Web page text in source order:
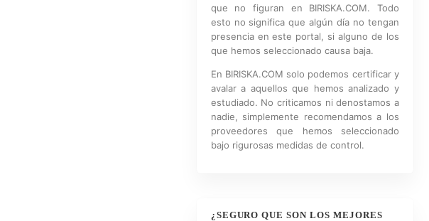
que no figuran en BIRISKA.COM. Todo
esto no significa que algún día no tengan
presencia en este portal, si alguno de los
que hemos seleccionado causa baja.
En BIRISKA.COM solo podemos certificar y
avalar a aquellos que hemos analizado y
estudiado. No criticamos ni denostamos a
nadie, simplemente recomendamos a los
proveedores que hemos seleccionado
bajo rigurosas medidas de control.
¿SEGURO QUE SON LOS MEJORES